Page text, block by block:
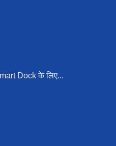
Dock के लिए...